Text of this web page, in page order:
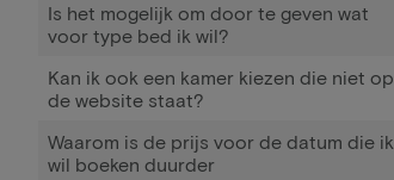
Is het mogelijk om door te geven wat
voor type bed ik wil?
Kan ik ook een kamer kiezen die niet op
de website staat?
Waarom is de prijs voor de datum die ik
wil boeken duurder